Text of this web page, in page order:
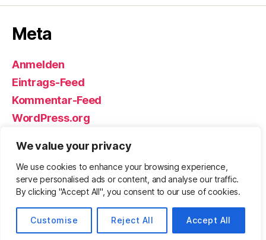
We value your privacy
We use cookies to enhance your browsing experience,
serve personalised ads or content, and analyse our traffic.
By clicking "Accept All", you consent to our use of cookies.
Customise Reject All Accept All
Meta
Anmelden
Eintrags-Feed
Kommentar-Feed
WordPress.org
© 2026Björn Eickhoff – Der Blog
rund um Messer, Equipment und ums
Überleben
Datenschutz
Nach oben